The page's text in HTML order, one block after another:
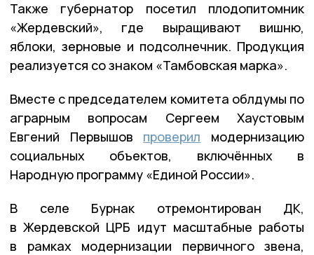
Также губернатор посетил плодопитомник
«Жердевский», где выращивают вишню,
яблоки, зерновые и подсолнечник. Продукция
реализуется со знаком «Тамбовская марка».
Вместе с председателем комитета облдумы по
аграрным вопросам Сергеем Хаустовым
Евгений Первышов проверил модернизацию
социальных объектов, включённых в
Народную программу «Единой России».
В селе Бурнак отремонтирован ДК,
в Жердевской ЦРБ идут масштабные работы
в рамках модернизации первичного звена,